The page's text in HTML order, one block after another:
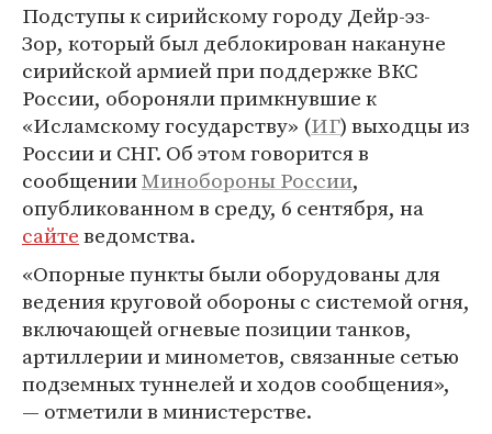
Подступы к сирийскому городу Дейр-эз-
Зор, который был деблокирован накануне
сирийской армией при поддержке ВКС
России, обороняли примкнувшие к
«Исламскому государству» (ИГ) выходцы из
России и СНГ. Об этом говорится в
сообщенииМинобороны России,
опубликованном в среду, 6 сентября, на
сайтеведомства.
«Опорные пункты были оборудованы для
ведения круговой обороны с системой огня,
включающей огневые позиции танков,
артиллерии и минометов, связанные сетью
подземных туннелей и ходов сообщения»,
— отметили в министерстве.